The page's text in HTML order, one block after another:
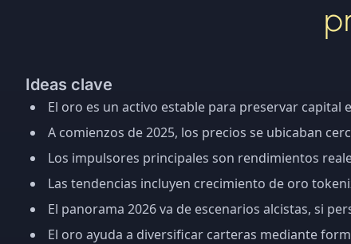
Ideas clave
El oro es un activo estable para preservar
A comienzos de 2025, los precios se ubicaban
Los impulsores principales son rendimientos
Las tendencias incluyen crecimiento de oro
El panorama 2026 va de escenarios alcistas, si
El oro ayuda a diversificar carteras mediante